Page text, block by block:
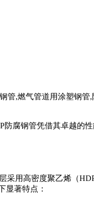
管,燃气管道用涂塑钢
腐钢管凭借其卓越的
用高密度聚乙烯（
显著特点：